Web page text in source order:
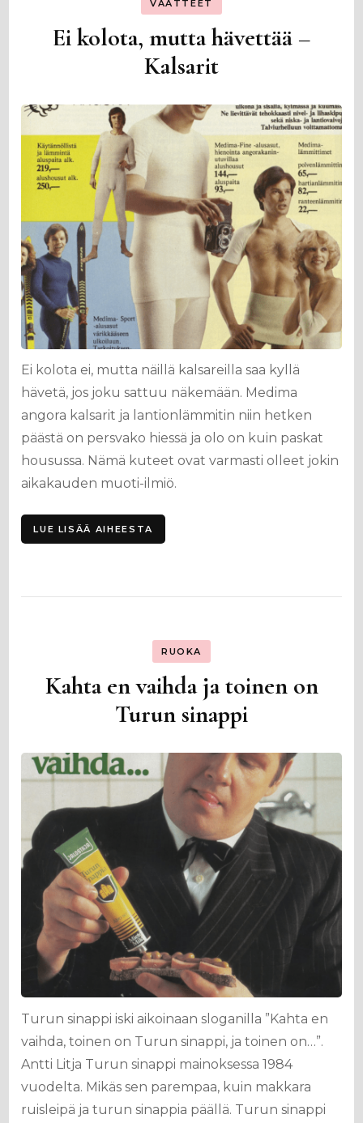
VAATTEET
Ei kolota, mutta hävettää –
Kalsarit
Ei kolota ei, mutta näillä kalsareilla saa kyllä
hävetä, jos joku sattuu näkemään. Medima
angora kalsarit ja lantionlämmitin niin hetken
päästä on persvako hiessä ja olo on kuin paskat
housussa. Nämä kuteet ovat varmasti olleet jokin
aikakauden muoti-ilmiö.
LUE LISÄÄ AIHEESTA
RUOKA
Kahta en vaihda ja toinen on
Turun sinappi
Turun sinappi iski aikoinaan sloganilla ”Kahta en
vaihda, toinen on Turun sinappi, ja toinen on…”.
Antti Litja Turun sinappi mainoksessa 1984
vuodelta. Mikäs sen parempaa, kuin makkara
ruisleipä ja turun sinappia päällä. Turun sinappi